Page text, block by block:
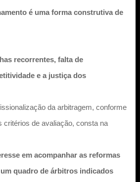
é uma forma construtiva de
recorrentes, falta de
e a justiça dos
da arbitragem, conforme
critérios de avaliação, consta na
em acompanhar as reformas
quadro de árbitros indicados